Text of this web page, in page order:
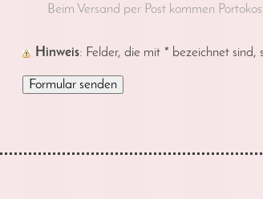
Beim Versand per Post kommen
Hinweis : Felder, die mit * bezeichnet sind,